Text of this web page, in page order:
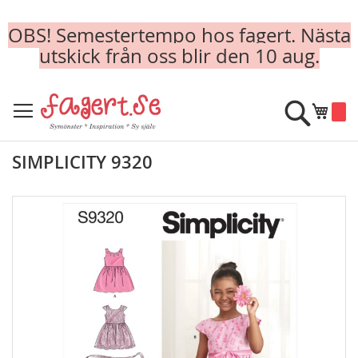
OBS! Semestertempo hos fagert. Nästa
utskick från oss blir den 10 aug.
to
Content
Min
Sök
SIMPLICITY 9320